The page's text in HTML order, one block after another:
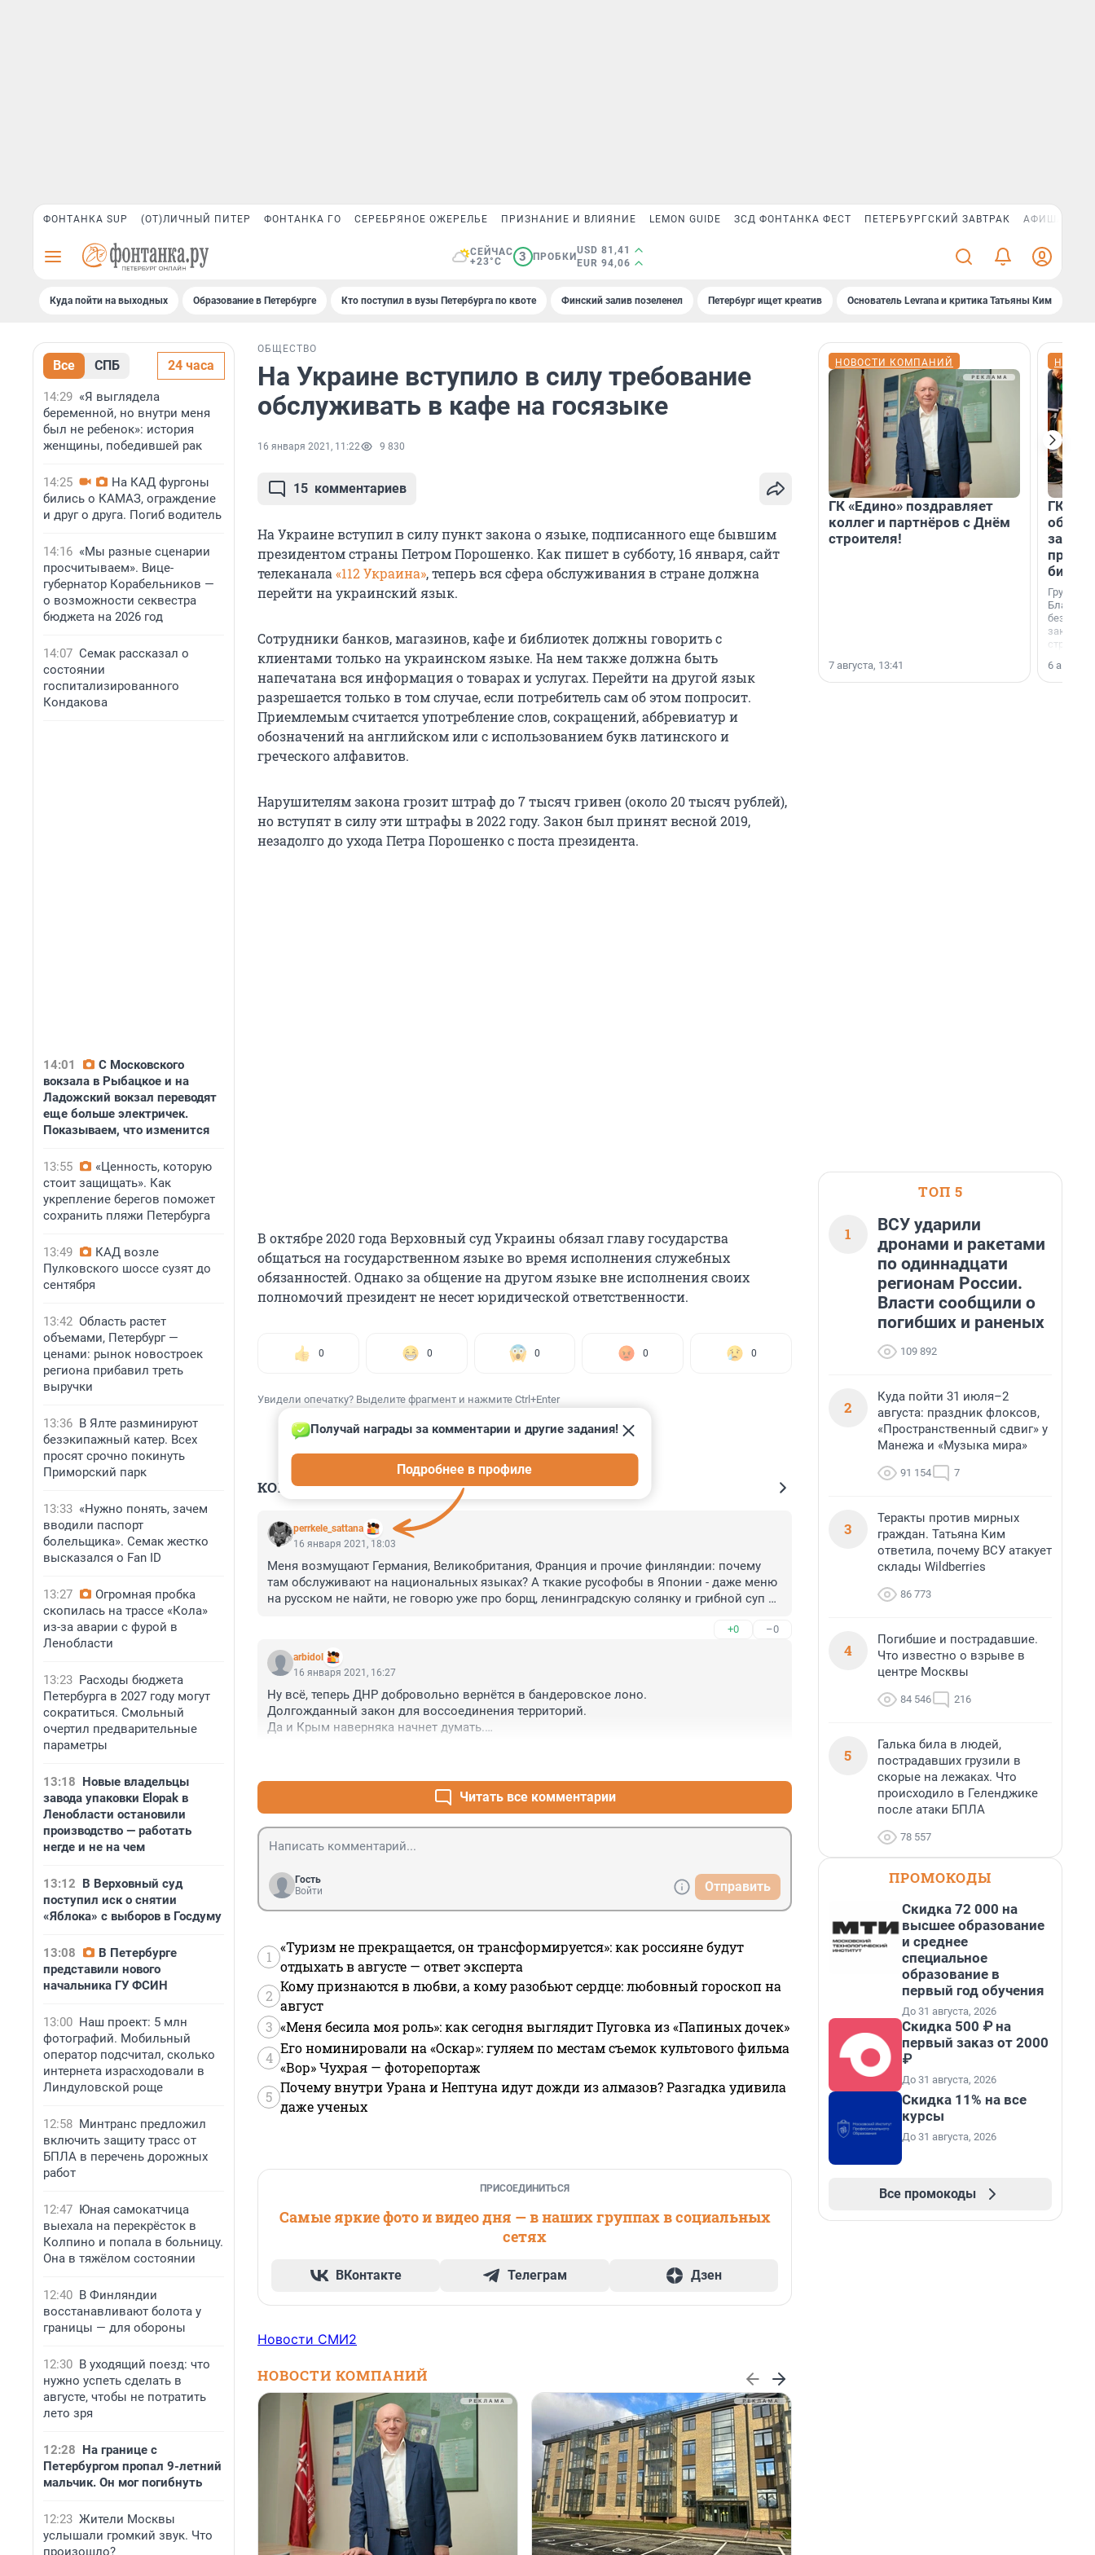
ФОНТАНКА SUP (ОТ)ЛИЧНЫЙ ПИТЕР ФОНТАНКА ГО СЕРЕБРЯНОЕ ОЖЕРЕЛЬЕ ПРИЗНАНИЕ И ВЛИЯНИЕ LEMON GUIDE ЗСД ФОНТАНКА ФЕСТ ПЕТЕРБУРГСКИЙ ЗАВТРАК АФИША PLUS
СЕЙЧАС
+23°C
3 ПРОБКИ
USD 81,41
EUR 94,06
Куда пойти на выходных Образование в Петербурге Кто поступил в вузы Петербурга по квоте Финский залив позеленел Петербург ищет креатив Основатель Levrana и критика Татьяны Ким
Все СПБ 24 часа
14:29 «Я выглядела
беременной, но внутри меня
был не ребенок»: история
женщины, победившей рак
14:25
На КАД фургоны
бились о КАМАЗ, ограждение
и друг о друга. Погиб водитель
14:16 «Мы разные сценарии
просчитываем». Вице-
губернатор Корабельников —
о возможности секвестра
бюджета на 2026 год
14:07 Семак рассказал о
состоянии
госпитализированного
Кондакова
14:01
С Московского
вокзала в Рыбацкое и на
Ладожский вокзал переводят
еще больше электричек.
Показываем, что изменится
13:55
«Ценность, которую
стоит защищать». Как
укрепление берегов поможет
сохранить пляжи Петербурга
13:49
КАД возле
Пулковского шоссе сузят до
сентября
13:42 Область растет
объемами, Петербург —
ценами: рынок новостроек
региона прибавил треть
выручки
13:36 В Ялте разминируют
безэкипажный катер. Всех
просят срочно покинуть
Приморский парк
13:33 «Нужно понять, зачем
вводили паспорт
болельщика». Семак жестко
высказался о Fan ID
13:27
Огромная пробка
скопилась на трассе «Кола»
из-за аварии с фурой в
Ленобласти
13:23 Расходы бюджета
Петербурга в 2027 году могут
сократиться. Смольный
очертил предварительные
параметры
13:18 Новые владельцы
завода упаковки Elopak в
Ленобласти остановили
производство — работать
негде и не на чем
13:12 В Верховный суд
поступил иск о снятии
«Яблока» с выборов в Госдуму
13:08
В Петербурге
представили нового
начальника ГУ ФСИН
13:00 Наш проект: 5 млн
фотографий. Мобильный
оператор подсчитал, сколько
интернета израсходовали в
Линдуловской роще
12:58 Минтранс предложил
включить защиту трасс от
БПЛА в перечень дорожных
работ
12:47 Юная самокатчица
выехала на перекрёсток в
Колпино и попала в больницу.
Она в тяжёлом состоянии
12:40 В Финляндии
восстанавливают болота у
границы — для обороны
12:30 В уходящий поезд: что
нужно успеть сделать в
августе, чтобы не потратить
лето зря
12:28 На границе с
Петербургом пропал 9-летний
мальчик. Он мог погибнуть
12:23 Жители Москвы
услышали громкий звук. Что
произошло?
ОБЩЕСТВО
На Украине вступило в силу требование
обслуживать в кафе на госязыке
16 января 2021, 11:22 9 830
15 комментариев
На Украине вступил в силу пункт закона о языке, подписанного еще бывшим
президентом страны Петром Порошенко. Как пишет в субботу, 16 января, сайт
телеканала «112 Украина», теперь вся сфера обслуживания в стране должна
перейти на украинский язык.
Сотрудники банков, магазинов, кафе и библиотек должны говорить с
клиентами только на украинском языке. На нем также должна быть
напечатана вся информация о товарах и услугах. Перейти на другой язык
разрешается только в том случае, если потребитель сам об этом попросит.
Приемлемым считается употребление слов, сокращений, аббревиатур и
обозначений на английском или с использованием букв латинского и
греческого алфавитов.
Нарушителям закона грозит штраф до 7 тысяч гривен (около 20 тысяч рублей),
но вступят в силу эти штрафы в 2022 году. Закон был принят весной 2019,
незадолго до ухода Петра Порошенко с поста президента.
В октябре 2020 года Верховный суд Украины обязал главу государства
общаться на государственном языке во время исполнения служебных
обязанностей. Однако за общение на другом языке вне исполнения своих
полномочий президент не несет юридической ответственности.
0 0 0 0 0
Увидели опечатку? Выделите фрагмент и нажмите Ctrl+Enter
КОММЕНТАРИИ 15
perrkele_sattana
Получай награды за комментарии и другие задания!
Подробнее в профиле
16 января 2021, 18:03
Меня возмущают Германия, Великобритания, Франция и прочие финляндии: почему
там обслуживают на национальных языках? А ткакие русофобы в Японии - даже меню
на русском не найти, не говорю уже про борщ, ленинградскую солянку и грибной суп из
+0 –0
arbidol
16 января 2021, 16:27
Ну всё, теперь ДНР добровольно вернётся в бандеровское лоно.
Долгожданный закон для воссоединения территорий.
Да и Крым наверняка начнет думать.
Читать все комментарии
Гость
Войти
Отправить
1
«Туризм не прекращается, он трансформируется»: как россияне будут
отдыхать в августе — ответ эксперта
2
Кому признаются в любви, а кому разобьют сердце: любовный гороскоп на
август
3 «Меня бесила моя роль»: как сегодня выглядит Пуговка из «Папиных дочек»
4
Его номинировали на «Оскар»: гуляем по местам съемок культового фильма
«Вор» Чухрая — фоторепортаж
5
Почему внутри Урана и Нептуна идут дожди из алмазов? Разгадка удивила
даже ученых
ПРИСОЕДИНИТЬСЯ
Самые яркие фото и видео дня — в наших группах в социальных
сетях
ВКонтакте Телеграм Дзен
Новости СМИ2
НОВОСТИ КОМПАНИЙ
НОВОСТИ КОМПАНИЙ
ГК «Едино» поздравляет
коллег и партнёров с Днём
строителя!
7 августа, 13:41
ГК
Группа
6
ТОП 5
1
ВСУ ударили
дронами и ракетами
по одиннадцати
регионам России.
Власти сообщили о
погибших и раненых
109 892
2
Куда пойти 31 июля–2
августа: праздник флоксов,
«Пространственный сдвиг» у
Манежа и «Музыка мира»
91 154 7
3
Теракты против мирных
граждан. Татьяна Ким
ответила, почему ВСУ атакует
склады Wildberries
86 773
4
Погибшие и пострадавшие.
Что известно о взрыве в
центре Москвы
84 546 216
5
Галька била в людей,
пострадавших грузили в
скорые на лежаках. Что
происходило в Геленджике
после атаки БПЛА
78 557
ПРОМОКОДЫ
Скидка 72 000 на
высшее образование
и среднее
специальное
образование в
первый год обучения
До 31 августа, 2026
Скидка 500 ₽ на
первый заказ от 2000
₽
До 31 августа, 2026
Скидка 11% на все
курсы
До 31 августа, 2026
Все промокоды